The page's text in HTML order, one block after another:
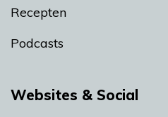
Recepten
Podcasts
Websites & Social